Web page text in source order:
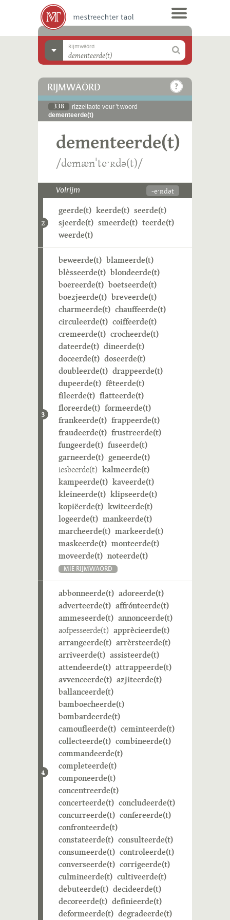
Rijmwäörd
RIJMWÄÖRD
338
rizzeltaote veur 't woord
dementeerde(t)
dementeerde(t)
/demænˈteˑʀdə(t)/
Volrijm -eˑʀdət
2
geerde(t) keerde(t) seerde(t)
sjeerde(t) smeerde(t) teerde(t)
weerde(t)
3
beweerde(t) blameerde(t)
blèsseerde(t) blondeerde(t)
boereerde(t) boetseerde(t)
boezjeerde(t) breveerde(t)
charmeerde(t) chauffeerde(t)
circuleerde(t) coiffeerde(t)
cremeerde(t) crocheerde(t)
dateerde(t) dineerde(t)
doceerde(t) doseerde(t)
doubleerde(t) drappeerde(t)
dupeerde(t) fêteerde(t)
fileerde(t) flatteerde(t)
floreerde(t) formeerde(t)
frankeerde(t) frappeerde(t)
fraudeerde(t) frustreerde(t)
fungeerde(t) fuseerde(t)
garneerde(t) geneerde(t)
iesbeerde(t) kalmeerde(t)
kampeerde(t) kaveerde(t)
kleineerde(t) klipseerde(t)
kopiëerde(t) kwiteerde(t)
logeerde(t) mankeerde(t)
marcheerde(t) markeerde(t)
maskeerde(t) monteerde(t)
moveerde(t) noteerde(t)
MIE RIJMWÄÖRD
4
abbonneerde(t) adoreerde(t)
adverteerde(t) affrónteerde(t)
ammeseerde(t) annonceerde(t)
aofpesseerde(t) apprècieerde(t)
arrangeerde(t) arrèrsteerde(t)
arriveerde(t) assisteerde(t)
attendeerde(t) attrappeerde(t)
avvenceerde(t) azjiteerde(t)
ballanceerde(t)
bamboecheerde(t)
bombardeerde(t)
camoufleerde(t) ceminteerde(t)
collecteerde(t) combineerde(t)
commandeerde(t)
completeerde(t)
componeerde(t)
concentreerde(t)
concerteerde(t) concludeerde(t)
concurreerde(t) confereerde(t)
confronteerde(t)
constateerde(t) consulteerde(t)
consumeerde(t) controleerde(t)
converseerde(t) corrigeerde(t)
culmineerde(t) cultiveerde(t)
debuteerde(t) decideerde(t)
decoreerde(t) definieerde(t)
deformeerde(t) degradeerde(t)